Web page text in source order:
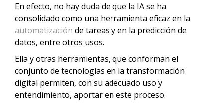
En efecto, no hay duda de que la IA se ha
consolidado como una herramienta eficaz en la
automatización de tareas y en la predicción de
datos, entre otros usos.
Ella y otras herramientas, que conforman el
conjunto de tecnologías en la transformación
digital permiten, con su adecuado uso y
entendimiento, aportar en este proceso.